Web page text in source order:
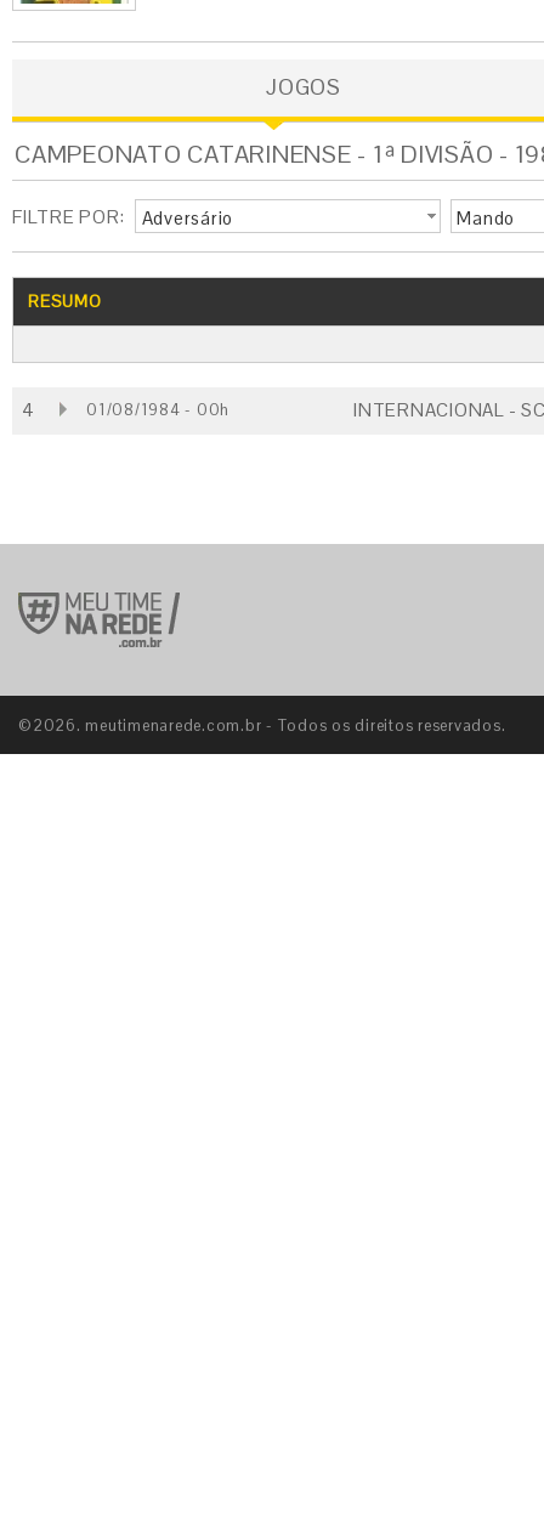
JOGOS
CAMPEONATO CATARINENSE - 1ª DIVISÃO -
FILTRE POR: Adversário Mando
RESUMO
4 01/08/1984 - 00h INTERNACIONAL -
©2026. meutimenarede.com.br - Todos os direitos reservados.